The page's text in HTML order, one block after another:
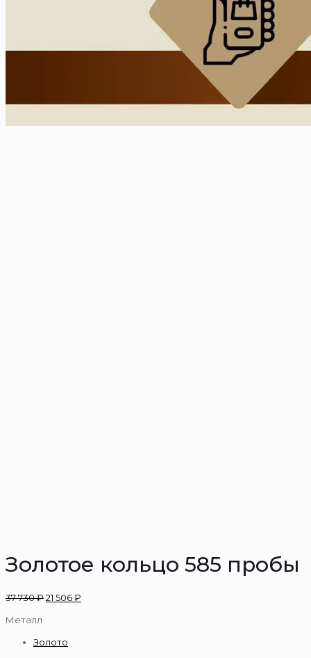
Золотое кольцо 585 пробы
37 730₽21 506₽
Металл
Золото